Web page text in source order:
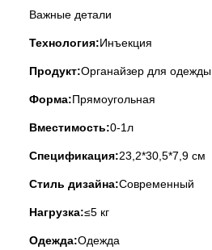
Важные детали
Технология:Инъекция
Продукт:Органайзер для одежды
Форма:Прямоугольная
Вместимость:0-1л
Спецификация:23,2*30,5*7,9 см
Стиль дизайна:Современный
Нагрузка:≤5 кг
Одежда:Одежда